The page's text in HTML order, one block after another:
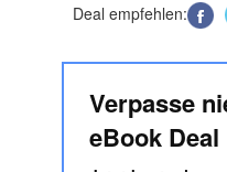
Deal empfehlen:
Verpasse
eBook Deal